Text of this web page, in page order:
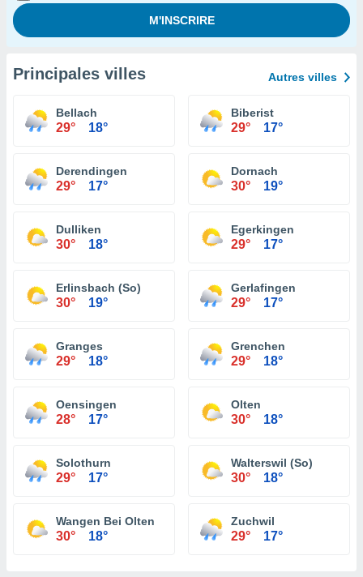
Principales villes Autres villes
Bellach
29° 18°
Biberist
29° 17°
Derendingen
29° 17°
Dornach
30° 19°
Dulliken
30° 18°
Egerkingen
29° 17°
Erlinsbach (So)
30° 19°
Gerlafingen
29° 17°
Granges
29° 18°
Grenchen
29° 18°
Oensingen
28° 17°
Olten
30° 18°
Solothurn
29° 17°
Walterswil (So)
30° 18°
Wangen Bei Olten
30° 18°
Zuchwil
29° 17°